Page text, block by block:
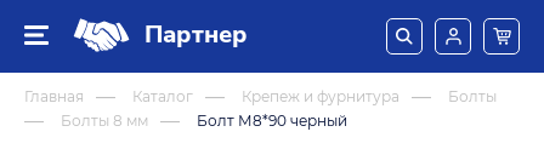
Партнер
Главная Каталог Крепеж и фурнитура
Болты
Болты 8 мм
Болт М8*90 черный